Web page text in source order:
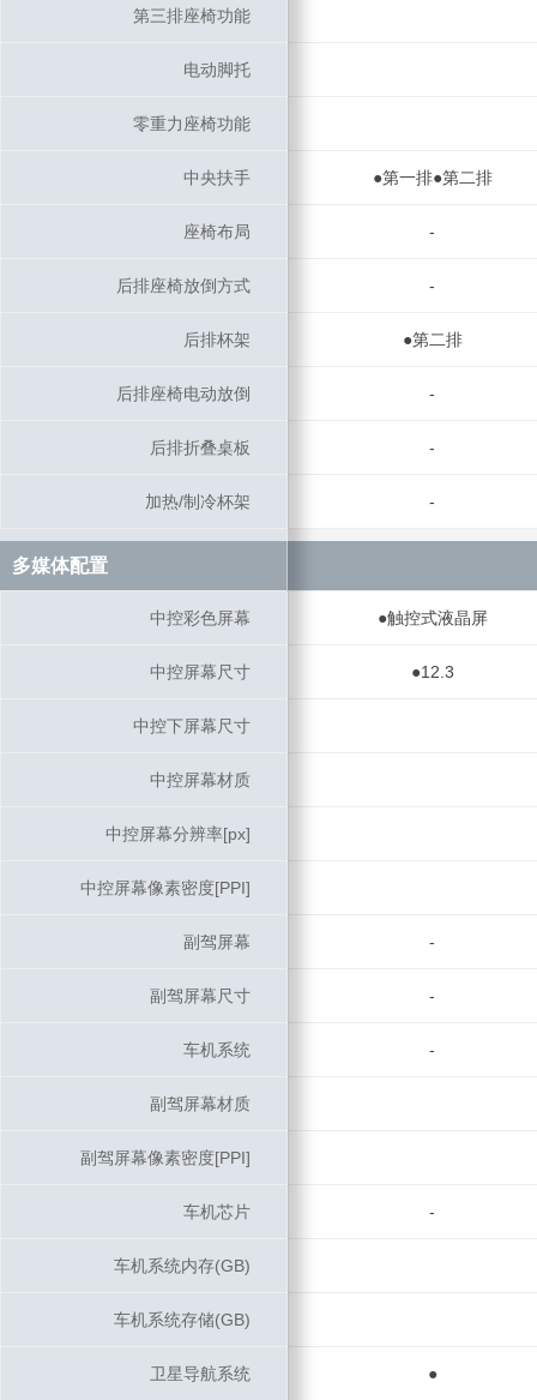
第三排座椅功能
电动脚托
零重力座椅功能
中央扶手 ●第一排●第二排
座椅布局 -
后排座椅放倒方式 -
后排杯架 ●第二排
后排座椅电动放倒 -
后排折叠桌板 -
加热/制冷杯架 -
多媒体配置
中控彩色屏幕 ●触控式液晶屏
中控屏幕尺寸 ●12.3
中控下屏幕尺寸
中控屏幕材质
中控屏幕分辨率[px]
中控屏幕像素密度[PPI]
副驾屏幕 -
副驾屏幕尺寸 -
车机系统 -
副驾屏幕材质
副驾屏幕像素密度[PPI]
车机芯片 -
车机系统内存(GB)
车机系统存储(GB)
卫星导航系统 ●
第三排座椅功能
电动脚托
零重力座椅功能
中央扶手
座椅布局
后排座椅放倒方式
后排杯架
后排座椅电动放倒
后排折叠桌板
加热/制冷杯架
多媒体配置
中控彩色屏幕
中控屏幕尺寸
中控下屏幕尺寸
中控屏幕材质
中控屏幕分辨率[px]
中控屏幕像素密度[PPI]
副驾屏幕
副驾屏幕尺寸
车机系统
副驾屏幕材质
副驾屏幕像素密度[PPI]
车机芯片
车机系统内存(GB)
车机系统存储(GB)
卫星导航系统